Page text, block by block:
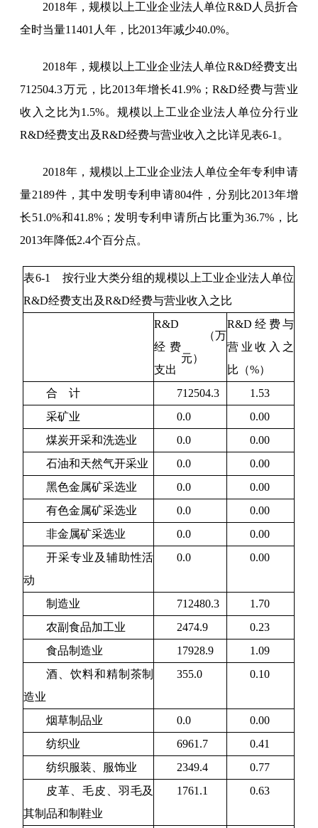
2018年，规模以上工业企业法人单位R&D人员折合
全时当量11401 人年，比2013年减少40.0%。
2018年，规模以上工业企业法人单位R&D经费支出
712504.3万元，比2013年增长41.9%；R&D经费与营业
收入之比为1.5%。规模以上工业企业法人单位分行业
R&D经费支出及R&D经费与营业收入之比详见表6-1。
2018年，规模以上工业企业法人单位全年专利申请
量2189件，其中发明专利申请804件，分别比2013年增
长51.0%和41.8%；发明专利申请所占比重为36.7%，比
2013年降低2.4个百分点。
表6-1 按行业大类分组的规模以上工业企业法人单位
R&D经费支出及R&D经费与营业收入之比
R&D
经费
支出
（万
元）
R&D经费与
营业收入之
比（%）
合 计
712504.3
1.53
采矿业
0.0
0.00
煤炭开采和洗选业
0.0
0.00
石油和天然气开采业
0.0
0.00
黑色金属矿采选业
0.0
0.00
有色金属矿采选业
0.0
0.00
非金属矿采选业
0.0
0.00
开采专业及辅助性活
动
0.0 0.00
制造业 712480.3
1.70
农副食品加工业
2474.9
0.23
食品制造业
17928.9
1.09
酒、饮料和精制茶制
造业
355.0 0.10
烟草制品业 0.0
0.00
纺织业
6961.7
0.41
纺织服装、服饰业
2349.4
0.77
皮革、毛皮、羽毛及
其制品和制鞋业
1761.1 0.63